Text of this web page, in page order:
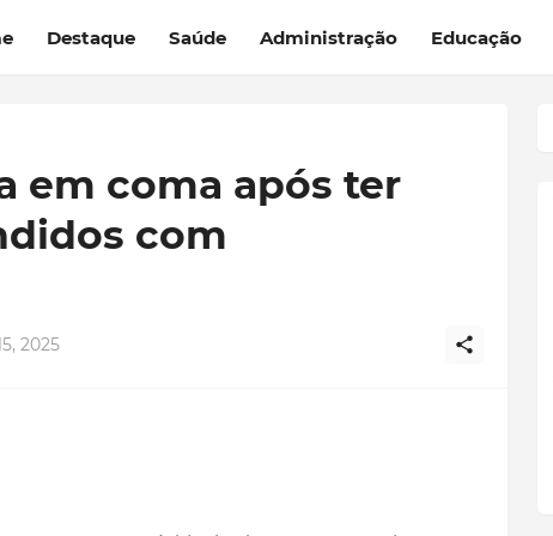
Destaque Saúde Administração Educação
em coma após ter
com
2025